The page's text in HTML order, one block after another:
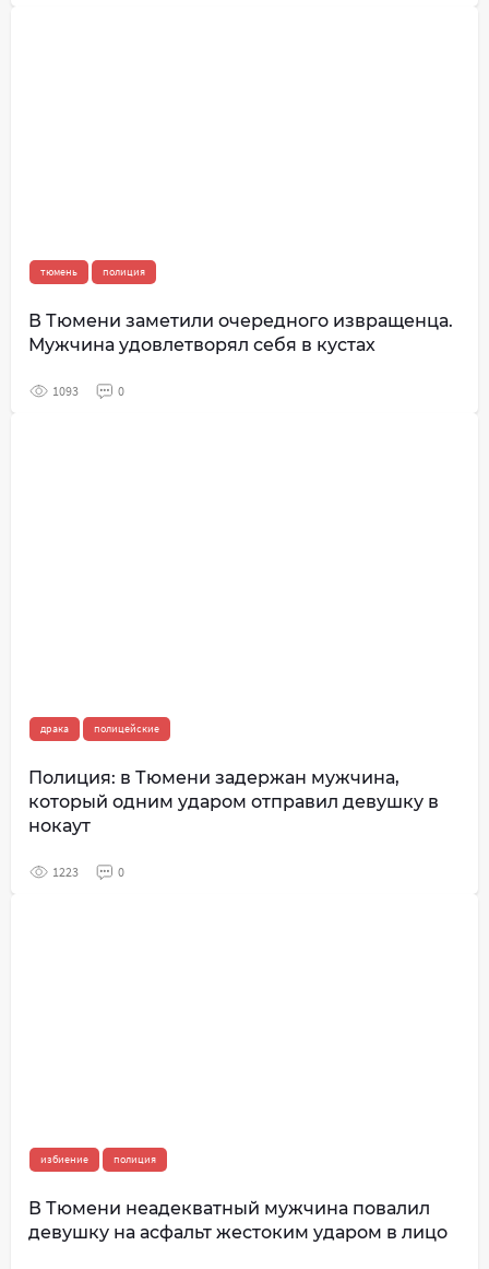
тюмень полиция
В Тюмени заметили очередного извращенца.
Мужчина удовлетворял себя в кустах
1093 0
драка полицейские
Полиция: в Тюмени задержан мужчина,
который одним ударом отправил девушку в
нокаут
1223 0
избиение полиция
В Тюмени неадекватный мужчина повалил
девушку на асфальт жестоким ударом в лицо